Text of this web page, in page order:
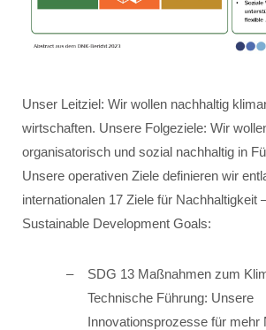
Unser Leitziel: Wir wollen nachhaltig
wirtschaften. Unsere Folgeziele: Wir
organisatorisch und sozial nachhaltig in
Unsere operativen Ziele definieren wir
internationalen 17 Ziele für Nachhaltigkeit
Sustainable Development Goals:
SDG 13 Maßnahmen zum
Technische Führung: Unsere
Innovationsprozesse für mehr